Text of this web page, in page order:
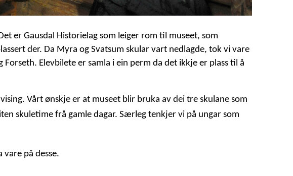
er Gausdal Historielag som leiger rom til museet, som
der. Da Myra og Svatsum skular vart nedlagde, tok vi vare
Elevbilete er samla i ein perm da det ikkje er plass til å
Vårt ønskje er at museet blir bruka av dei tre skulane som
skuletime frå gamle dagar. Særleg tenkjer vi på ungar som
vare på desse.